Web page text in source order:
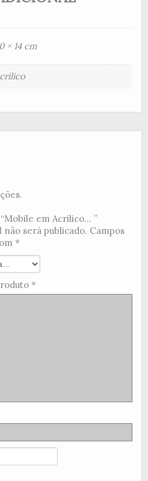
× 14 cm
em Acrilico... ”
será publicado. Campos
*
*